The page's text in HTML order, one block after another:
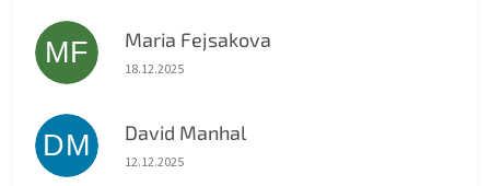
MF Maria Fejsakova
Hodnocení obchodu je 5 z 5 hvězdiček.
18.12.2025
DM David Manhal
Hodnocení obchodu je 5 z 5 hvězdiček.
12.12.2025